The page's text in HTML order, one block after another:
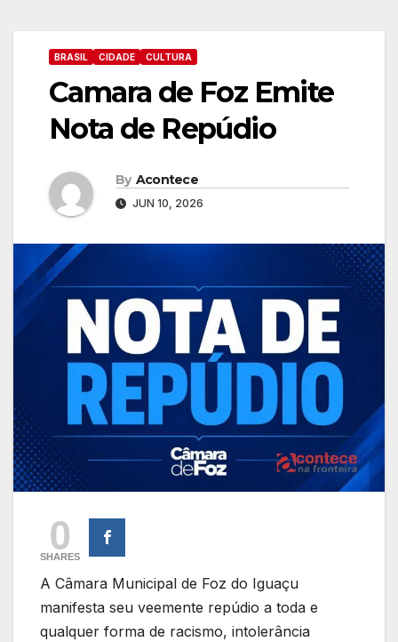
BRASIL CIDADE CULTURA
Camara de Foz Emite
Nota de Repúdio
By Acontece
JUN 10, 2026
0
SHARES
A Câmara Municipal de Foz do Iguaçu
manifesta seu veemente repúdio a toda e
qualquer forma de racismo, intolerância